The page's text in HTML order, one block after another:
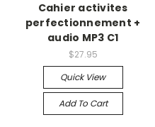
Cahier activites
perfectionnement +
audio MP3 C1
$27.95
Quick View
Add To Cart